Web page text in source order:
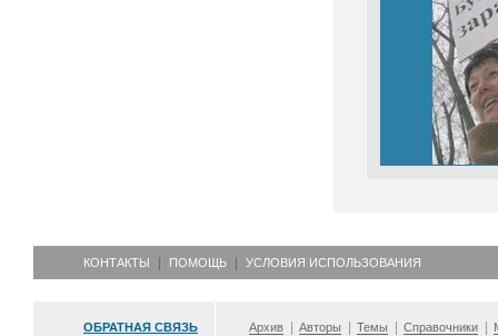
КОНТАКТЫ ПОМОЩЬ УСЛОВИЯ ИСПОЛЬЗОВАНИЯ
ОБРАТНАЯ СВЯЗЬ Архив Авторы Темы Справочники